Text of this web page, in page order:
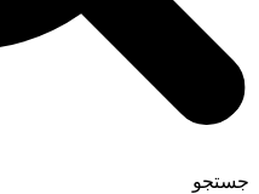
جستجو